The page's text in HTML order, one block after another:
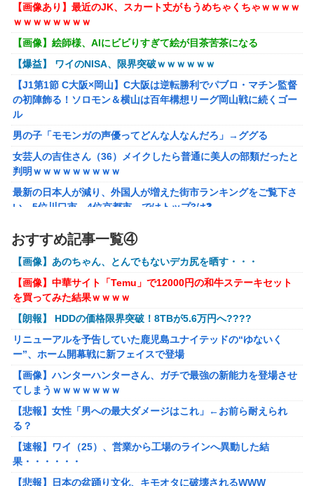
にじさんじのフレン・E・ルスタリオちゃんとかいうドチャ
LOVEｗｗｗ
「ドラクエ11」攻略感想(54/クリア後)マルティナの「しん
ぴのビスチェ」可愛い！そしてメドローアやギガバーストき
たー！
【虹ヶ咲】「夏はせつ泣き」がキャッチコピーの映画【ラブ
【画像】 YouTubeコメント欄、キレッキレ
【速報】 ひろゆき、離婚ｗｗｗｗｗｗ
【ガンダムＷ】あのメンツのなかでは比較的常識のあるほう
なのがデュオだよね
ャップタマモクロスアクリル定規」意外(?)な落とし穴によ
り配布を撤回することに…
【にじさんじ】石神がミームを堪能しとる
【画像あり】最近のJK、スカート丈がもうめちゃくちゃｗｗｗｗ
ｗｗｗｗｗｗｗｗ
【画像】絵師様、AIにビビりすぎて絵が目茶苦茶になる
【爆益】 ワイのNISA、限界突破ｗｗｗｗｗｗ
【J1第1節 C大阪×岡山】C大阪は逆転勝利でパブロ・マチン監督
の初陣飾る！ソロモン＆横山は百年構想リーグ岡山戦に続くゴー
ル
男の子「モモンガの声優ってどんな人なんだろ」→ググる
女芸人の吉住さん（36）メイクしたら普通に美人の部類だったと
判明ｗｗｗｗｗｗｗｗｗ
最新の日本人が減り、外国人が増えた街市ランキングをご覧下さ
い→5位川口市、4位京都市、ではトップ3は❓
生・・・
【画像あり】インフルエンサー「20歳でアルファード一括で買え
ちゃう私って素敵」
【悲報】太鼓の達人、お馴染みのフォントの使用料が年間6万か
ら年間320万になったので変更に
フリマ民「あと500円値下げ出来ませんか」ワイ「ほ～い購入
ｗ」
【動画】甲子園の女性審判、大誤審で炎上
【画像】女さん、ミニ過ぎる浴衣を着た写真を投稿して叩かれる
ｗｗｗｗ
【悲報】坂口杏里を家に住ませてあげた結果ｗｗｗｗ
【朗報】Vtuber界、新たなる『弱男の姫』が爆誕ｗｗｗｗｗｗｗ
ｗｗｗｗ
おすすめ記事一覧④
【画像】あのちゃん、とんでもないデカ尻を晒す・・・
【画像】中華サイト「Temu」で12000円の和牛ステーキセット
を買ってみた結果ｗｗｗｗ
【朗報】 HDDの価格限界突破！8TBが5.6万円へ????
リニューアルを予告していた鹿児島ユナイテッドの“ゆないく
ー”、ホーム開幕戦に新フェイスで登場
【画像】ハンターハンターさん、ガチで最強の新能力を登場させ
てしまうｗｗｗｗｗｗｗ
【悲報】女性「男への最大ダメージはこれ」←お前ら耐えられ
る？
【速報】ワイ（25）、営業から工場のラインへ異動した結
果・・・・・・
【悲報】日本の盆踊り文化、キモオタに破壊されるWWW